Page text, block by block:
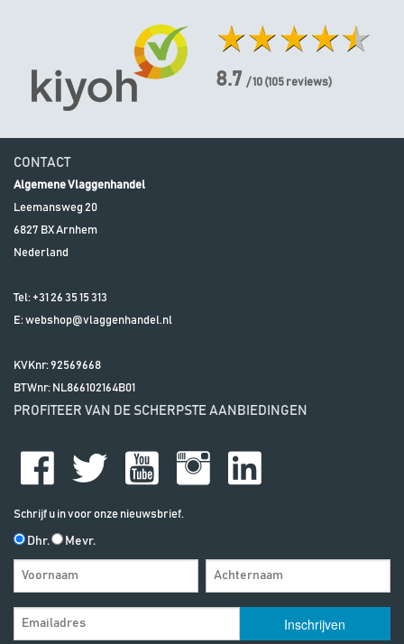
8.7 / 10 (105 reviews)
CONTACT
Algemene Vlaggenhandel
Leemansweg 20
6827 BXArnhem
Nederland
Tel: +31 26 35 15 313
E:webshop@vlaggenhandel.nl
KVKnr: 92569668
BTWnr: NL866102164B01
PROFITEER VAN DE SCHERPSTE AANBIEDINGEN
Schrijf u in voor onze nieuwsbrief.
Dhr. Mevr.